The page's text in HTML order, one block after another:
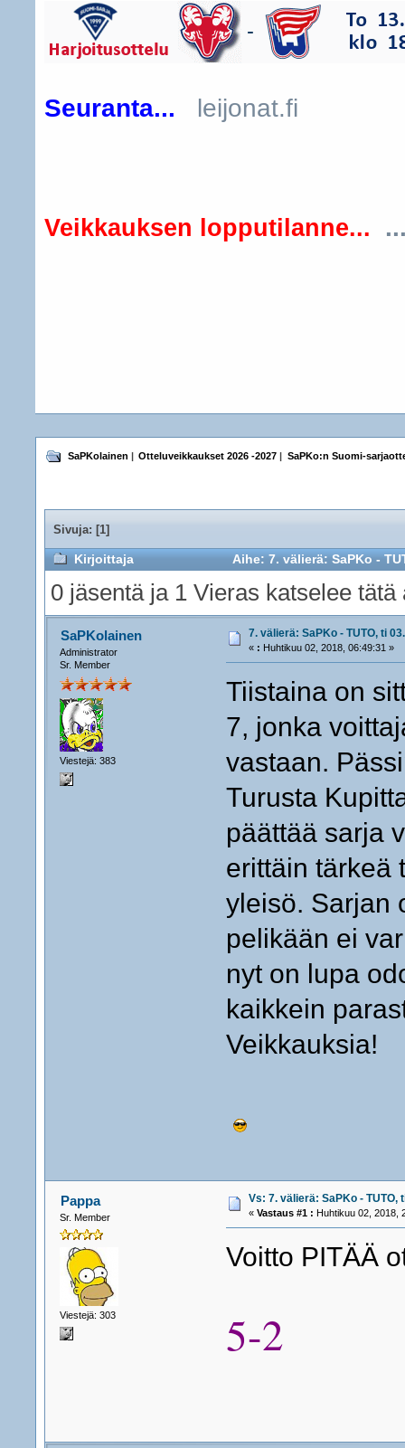
Seuranta... leijonat.fi
Veikkauksen lopputilanne...
SaPKolainen | Otteluveikkaukset 2026 -2027 | SaPKo:n Suomi-
Sivuja: [1]
Kirjoittaja Aihe: 7. välierä: SaPKo -
0 jäsentä ja 1 Vieras katselee tätä
SaPKolainen
Administrator
Sr. Member
Viestejä: 383
7. välierä: SaPKo - TUTO, ti
« : Huhtikuu 02, 2018, 06:49:31 »
Tiistaina on
7, jonka
vastaan.
Turusta
päättää sarja
erittäin tärkeä
yleisö. Sarjan
pelikään ei
nyt on lupa
kaikkein
Veikkauksia!
Pappa
Sr. Member
Viestejä: 303
Vs: 7. välierä: SaPKo - TUTO,
«Vastaus #1 : Huhtikuu 02, 2018,
Voitto PITÄÄ
5-2